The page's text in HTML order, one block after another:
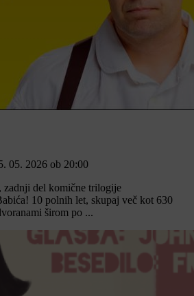
05. 2026 ob 20:00
zadnji del komične trilogije
10 polnih let, skupaj več kot 630
širom po ...